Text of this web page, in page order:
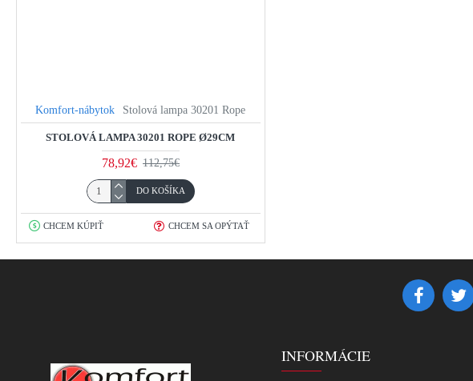
Komfort-nábytok Stolová lampa 30201 Rope
STOLOVÁ LAMPA 30201 ROPE Ø29CM
78,92€ 112,75€
DO KOŠÍKA
CHCEM KÚPIŤ CHCEM SA OPÝTAŤ
INFORMÁCIE